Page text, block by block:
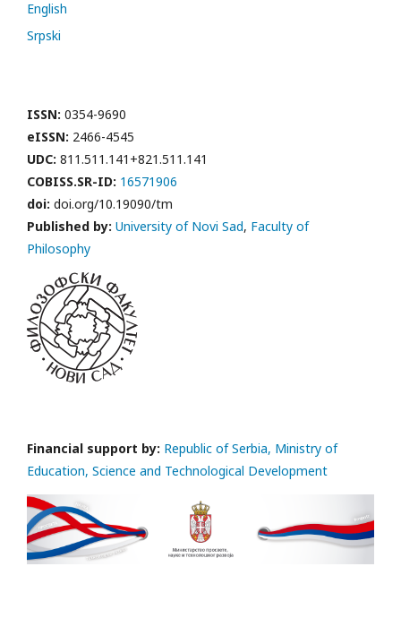
English
Srpski
ISSN: 0354-9690
eISSN: 2466-4545
UDC: 811.511.141+821.511.141
COBISS.SR-ID: 16571906
doi: doi.org/10.19090/tm
Published by: University of Novi Sad, Faculty of
Philosophy
Financial support by: Republic of Serbia, Ministry of
Education, Science and Technological Development